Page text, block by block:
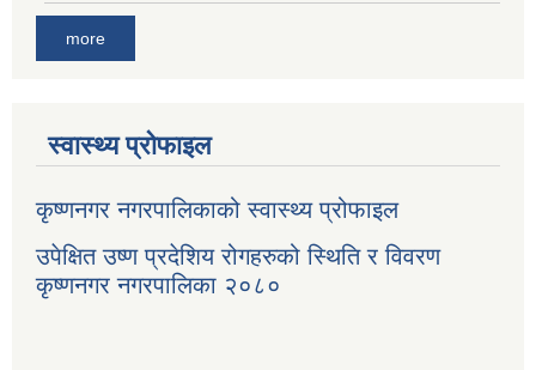
more
स्वास्थ्य प्रोफाइल
कृष्णनगर नगरपालिकाको स्वास्थ्य प्रोफाइल
उपेक्षित उष्ण प्रदेशिय रोगहरुको स्थिति र विवरण
कृष्णनगर नगरपालिका २०८०